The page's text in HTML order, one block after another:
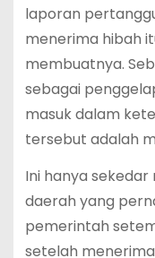
laporan
menerima hibah
membuatnya.
sebagai
masuk dalam
tersebut adalah
Ini hanya
daerah yang
pemerintah
setelah